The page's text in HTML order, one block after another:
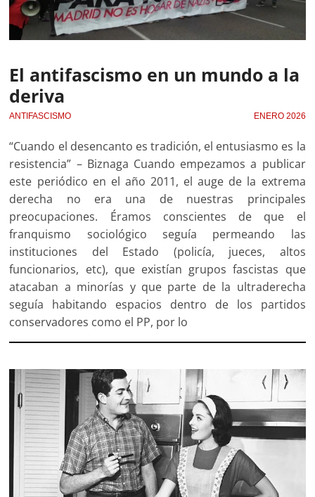
El antifascismo en un mundo a la
deriva
ANTIFASCISMO ENERO 2026
“Cuando el desencanto es tradición, el entusiasmo es la
resistencia” – Biznaga Cuando empezamos a publicar
este periódico en el año 2011, el auge de la extrema
derecha no era una de nuestras principales
preocupaciones. Éramos conscientes de que el
franquismo sociológico seguía permeando las
instituciones del Estado (policía, jueces, altos
funcionarios, etc), que existían grupos fascistas que
atacaban a minorías y que parte de la ultraderecha
seguía habitando espacios dentro de los partidos
conservadores como el PP, por lo